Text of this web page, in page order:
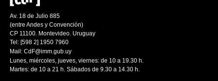
Av. 18 de Julio 885
(entre Andes y Convención)
CP 11100. Montevideo. Uruguay
Tel: [598 2] 1950 7960
Mail: CdF@imm.gub.uy
Lunes, miércoles, jueves, viernes: de 10 a 19.30 h.
Martes: de 10 a 21 h. Sábados de 9.30 a 14.30 h.